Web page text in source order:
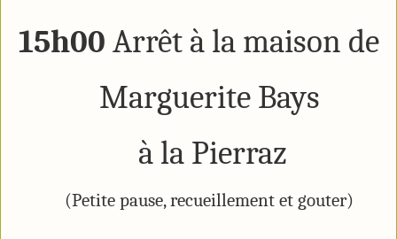
15h00 Arrêt à la maison de
Marguerite Bays
à la Pierraz
(Petite pause, recueillement et gouter)